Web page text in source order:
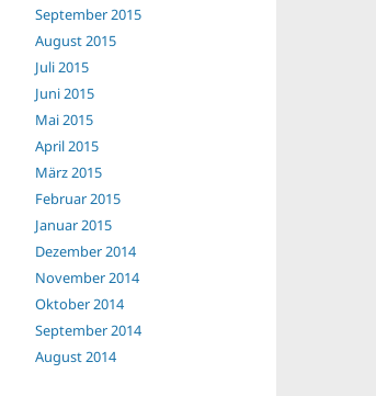
September 2015
August 2015
Juli 2015
Juni 2015
Mai 2015
April 2015
März 2015
Februar 2015
Januar 2015
Dezember 2014
November 2014
Oktober 2014
September 2014
August 2014